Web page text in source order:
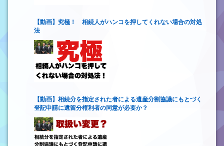
【動画】究極！ 相続人がハンコを押してくれない場合の対処
法
【動画】相続分を指定された者による遺産分割協議にもとづく
登記申請に遺留分権利者の同意が必要か？